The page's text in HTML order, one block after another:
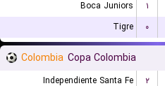
Boca Juniors ۱
Tigre
۰
Colombia Copa Colombia
Independiente Santa Fe ۲